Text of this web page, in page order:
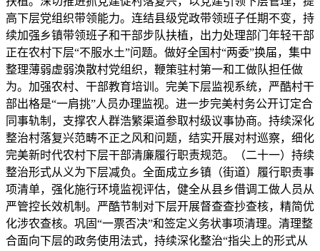
高下层党组织带领能力。连结县级党政带领班子任期不变，持
续加强乡镇带领班子和干部步队扶植，出力处理部门年轻干部
正在农村下层“不服水土”问题。做好全国村“两委”换届，集中
整理薄弱虚弱涣散村党组织，鞭策驻村第一和工做队担任做
为。加强农村、干部教育培训。完美下层监视系统，严酷村干
部出格是“一肩挑”人员办理监视。进一步完美村务公开订定合
同事轨制，支撑农人群浩繁渠道参取村级议事协商。持续深化
整治村落复兴范畴不正之风和问题，结实开展对村巡察，细化
完美新时代农村下层干部清廉履行职责规范。（二十一）持续
整治形式从义为下层减负。全面成立乡镇（街道）履行职责事
项清单，强化施行环境监视评估，健全从县乡借调工做人员从
严管控长效机制。严酷节制对下层开展督查查抄查核，精简优
化涉农查核。巩固“一票否决”和签定义务状事项清理。清理整
合面向下层的政务使用法式，持续深化整治“指尖上的形式从